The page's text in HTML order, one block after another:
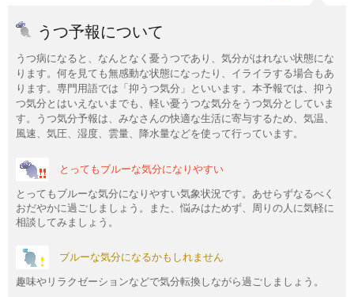
うつ予報について
うつ病になると、なんとなく憂うつであり、気分がはれない状態にな
ります。何を見ても無感動な状態になったり、イライラする場合もあ
ります。専門用語では「抑うつ気分」といいます。本予報では、抑う
つ気分とはいえないまでも、軽い憂うつな気分をうつ気分としていま
す。うつ気分予報は、みなさんの快適な生活に寄与するため、気温、
風速、気圧、湿度、雲量、降水量などを使って行っています。
とってもブルーな気分になりやすい
とってもブルーな気分になりやすい気象状況です。あせらずなるべく
おだやかに過ごしましょう。また、悩みはためず、周りの人に気軽に
相談してみましょう。
ブルーな気分になるかもしれません
趣味やリラクゼーションなどで気分転換しながら過ごしましょう。